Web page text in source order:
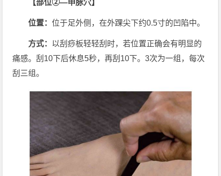
【部位②—申脉穴】
位置：位于足外侧，在外踝尖下约0.5寸的凹陷中。
方式： 以刮痧板轻轻刮时，若位置正确会有明显的
痛感。刮10下后休息5秒，再刮10下。3次为一组，每次
刮三组。